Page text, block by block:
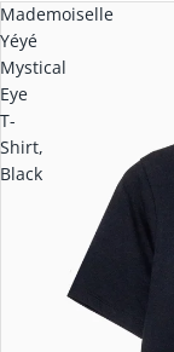
Mademoiselle
Yéyé
Mystical
Eye
T-
Shirt,
Black